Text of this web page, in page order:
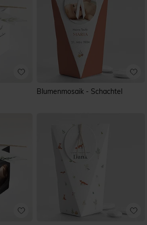
Blumenmosaik - Schachtel